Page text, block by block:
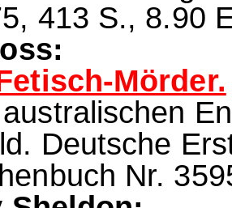
413 S., 8.90
Mörder.
Deutsche
Nr.